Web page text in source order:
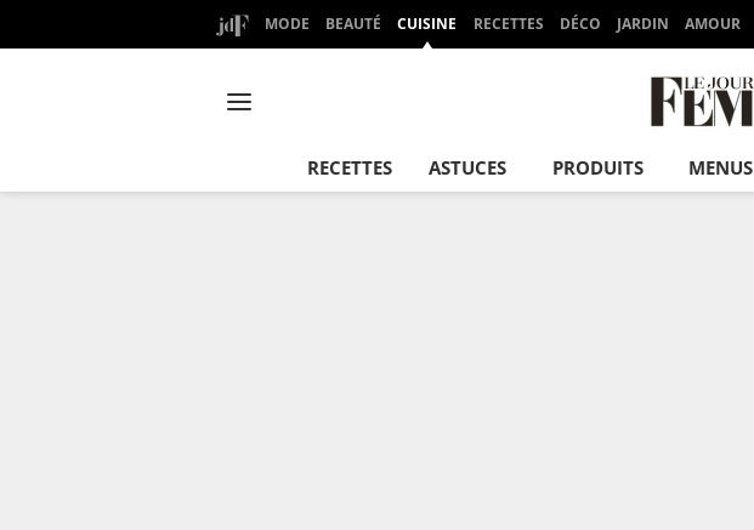
MODE BEAUTÉ CUISINE RECETTES DÉCO JARDIN AMOUR
RECETTES ASTUCES PRODUITS MENUS